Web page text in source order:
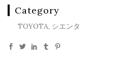
Category
TOYOTA, シエンタ